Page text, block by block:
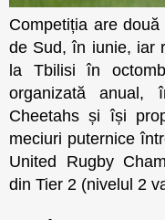
Competiția are
de Sud, în iunie, iar
la Tbilisi în
organizată anual,
Cheetahs și își
meciuri puternice
United Rugby
din Tier 2 (nivelul 2